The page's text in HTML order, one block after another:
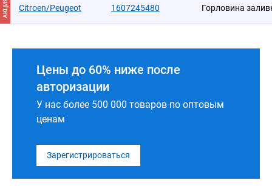
АКЦИЯ Citroen/Peugeot 1607245480 Горловина
Цены до 60% ниже после
авторизации
У нас более 500 000 товаров по оптовым
ценам
Зарегистрироваться